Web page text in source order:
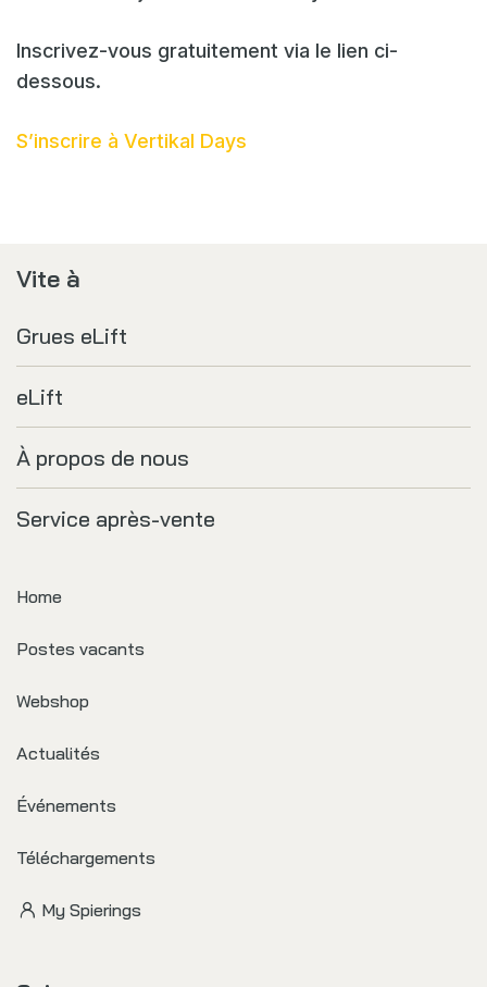
Inscrivez-vous gratuitement via le lien ci-
dessous.
S’inscrire à Vertikal Days
Vite à
Grues eLift
eLift
À propos de nous
Service après-vente
Home
Postes vacants
Webshop
Actualités
Événements
Téléchargements
My Spierings